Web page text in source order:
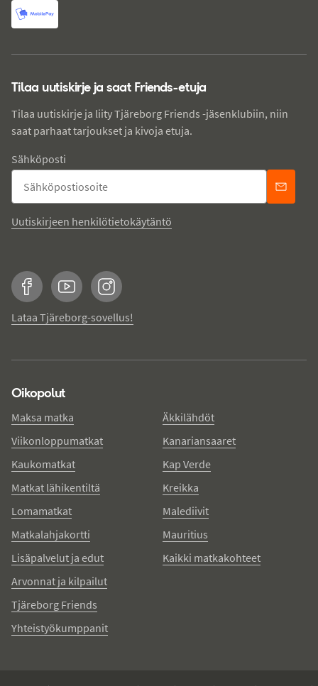
Tilaa uutiskirje ja saat Friends-etuja
Tilaa uutiskirje ja liity Tjäreborg Friends -jäsenklubiin, niin
saat parhaat tarjoukset ja kivoja etuja.
Sähköposti
Uutiskirjeen henkilötietokäytäntö
FacebookYouTubeInstagram
Lataa Tjäreborg-sovellus!
Oikopolut
Maksa matka
Viikonloppumatkat
Kaukomatkat
Matkat lähikentiltä
Lomamatkat
Matkalahjakortti
Lisäpalvelut ja edut
Arvonnat ja kilpailut
Tjäreborg Friends
Yhteistyökumppanit
Äkkilähdöt
Kanariansaaret
Kap Verde
Kreikka
Malediivit
Mauritius
Kaikki matkakohteet